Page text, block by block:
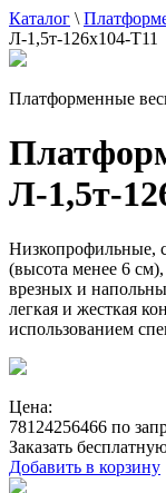
Каталог \
Л-1,5т-126х104-Т11
Платформенные
Л-1,5т-
Низкопрофильные,
(высота менее 6
врезных и
легкая и жесткая
использованием
Цена:
78124256466 по
Заказать
Добавить в корзину